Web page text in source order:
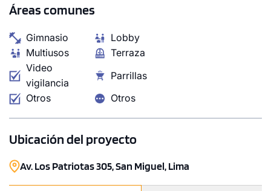
Áreas comunes
Gimnasio
Lobby
Multiusos
Terraza
Video
vigilancia
Parrillas
Otros
Otros
Ubicación del proyecto
Av. Los Patriotas 305, San Miguel, Lima